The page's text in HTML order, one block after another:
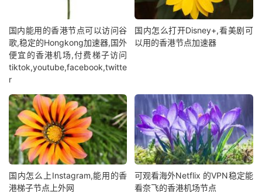
国内能用的香港节点可以访问谷
歌,稳定的Hongkong加速器,国外
便宜的香港机场,付费梯子访问
tiktok,youtube,facebook,twitte
r
国内怎么打开Disney+,看美剧可
以用的香港节点加速器
国内怎么上Instagram,能用的香
港梯子节点上外网
可观看海外Netflix 的VPN稳定能
看奈飞的香港机场节点